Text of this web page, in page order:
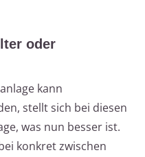
oder
kann
stellt sich bei diesen
was nun besser ist.
konkret zwischen